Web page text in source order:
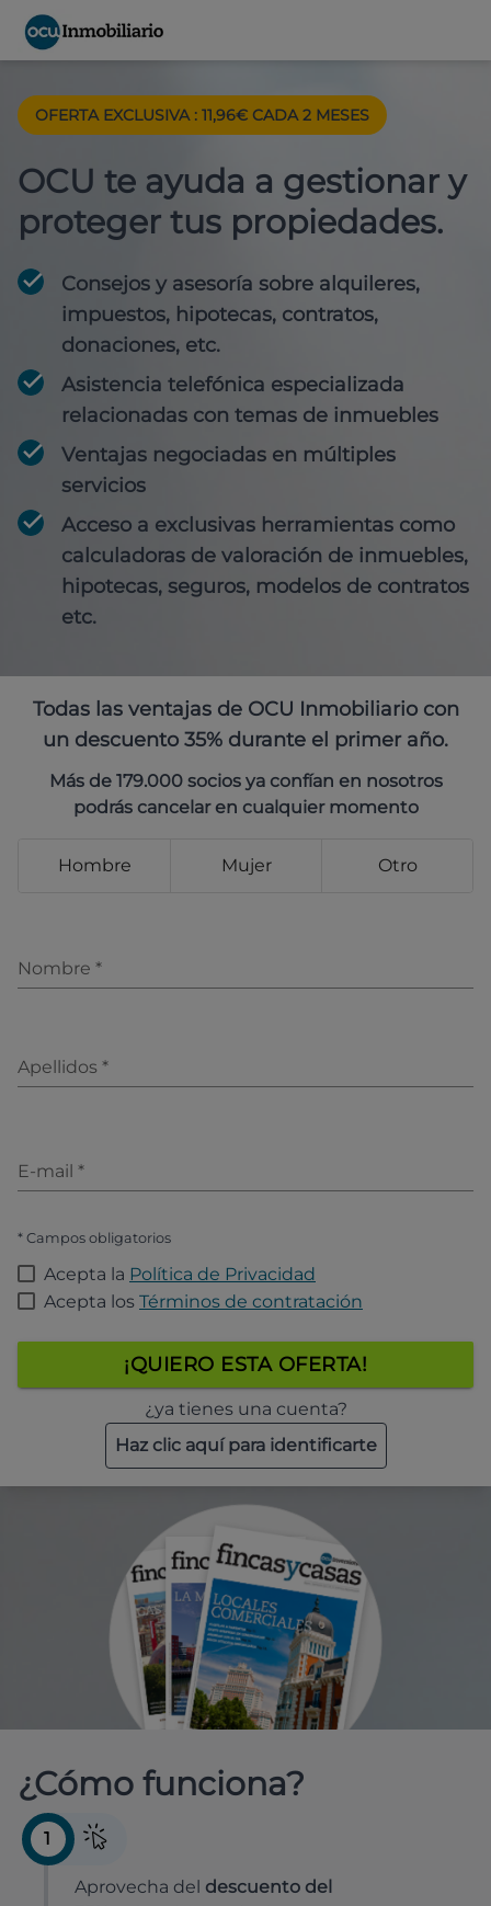
OFERTA EXCLUSIVA : 11,96€ CADA 2 MESES
OCU te ayuda a gestionar y
proteger tus propiedades.
Consejos y asesoría sobre alquileres,
impuestos, hipotecas, contratos,
donaciones, etc.
Asistencia telefónica especializada
relacionadas con temas de inmuebles
Ventajas negociadas en múltiples
servicios
Acceso a exclusivas herramientas como
calculadoras de valoración de inmuebles,
hipotecas, seguros, modelos de contratos
etc.
Todas las ventajas de OCU Inmobiliario con
un descuento 35% durante el primer año.
Más de 179.000 socios ya confían en nosotros
podrás cancelar en cualquier momento
Hombre Mujer Otro
Nombre *
Apellidos *
E-mail *
* Campos obligatorios
Acepta la Política de Privacidad
Acepta los Términos de contratación
¡QUIERO ESTA OFERTA!
¿ya tienes una cuenta?
Haz clic aquí para identificarte
¿Cómo funciona?
1
Aprovecha del descuento del